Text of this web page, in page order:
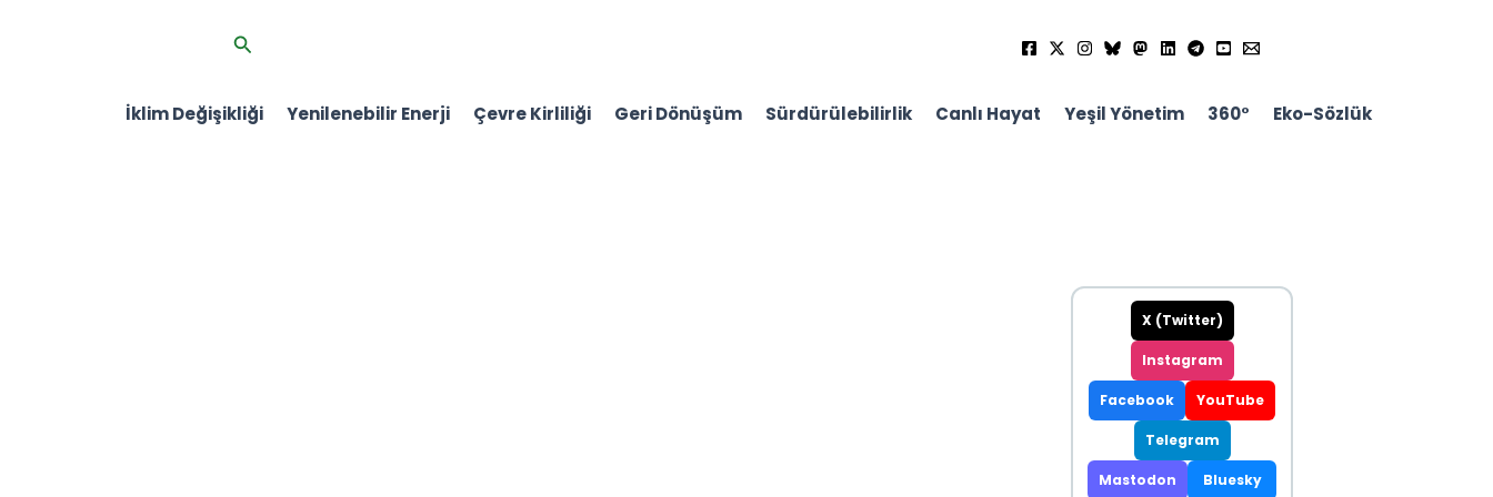
Arama
İklim Değişikliği Yenilenebilir Enerji Çevre Kirliliği Geri Dönüşüm Sürdürülebilirlik Canlı Hayat Yeşil Yönetim 360° Eko-Sözlük
X (Twitter)
Instagram
Facebook YouTube
Telegram
Mastodon Bluesky